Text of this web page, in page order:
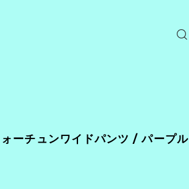
ーチュンワイドパンツ / パープル